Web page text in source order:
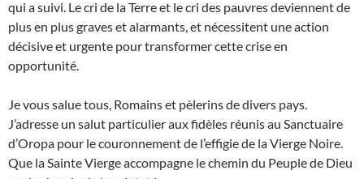
qui a suivi. Le cri de la Terre et le cri des pauvres deviennent de
plus en plus graves et alarmants, et nécessitent une action
décisive et urgente pour transformer cette crise en
opportunité.
Je vous salue tous, Romains et pèlerins de divers pays.
J’adresse un salut particulier aux fidèles réunis au Sanctuaire
d’Oropa pour le couronnement de l’effigie de la Vierge Noire.
Que la Sainte Vierge accompagne le chemin du Peuple de Dieu